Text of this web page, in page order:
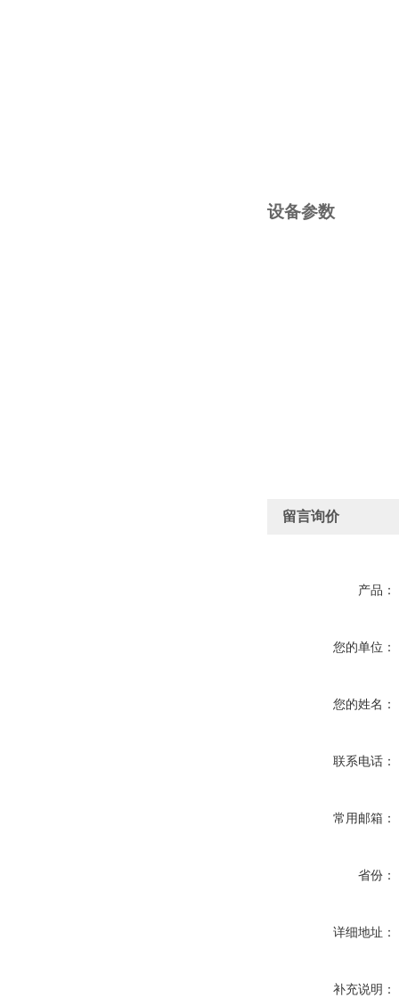
设备参数
留言询价
产品：
您的单位：
您的姓名：
联系电话：
常用邮箱：
省份：
详细地址：
补充说明：